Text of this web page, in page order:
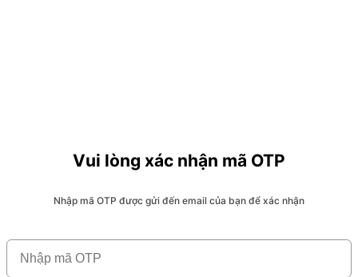
Vui lòng xác nhận mã OTP
Nhập mã OTP được gửi đến email của bạn để xác nhận